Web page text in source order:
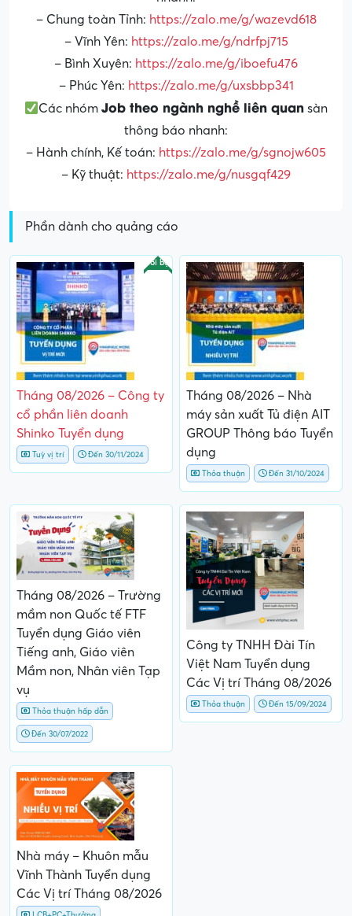
– Chung toàn Tỉnh: https://zalo.me/g/wazevd618
– Vĩnh Yên: https://zalo.me/g/ndrfpj715
– Bình Xuyên: https://zalo.me/g/iboefu476
– Phúc Yên: https://zalo.me/g/uxsbbp341
Các nhómJob theo ngành nghề liên quan sàn
thông báo nhanh:
– Hành chính, Kế toán: https://zalo.me/g/sgnojw605
– Kỹ thuật: https://zalo.me/g/nusgqf429
Phần dành cho quảng cáo
Nổi bật
Tháng 08/2026 – Công ty
cổ phần liên doanh
Shinko Tuyển dụng
Tuỳ vị trí Đến 30/11/2024
Tháng 08/2026 – Nhà
máy sản xuất Tủ điện AIT
GROUP Thông báo Tuyển
dụng
Thỏa thuận Đến 31/10/2024
Tháng 08/2026 – Trường
mầm non Quốc tế FTF
Tuyển dụng Giáo viên
Tiếng anh, Giáo viên
Mầm non, Nhân viên Tạp
vụ
Thỏa thuận hấp dẫn
Đến 30/07/2022
Công ty TNHH Đài Tín
Việt Nam Tuyển dụng
Các Vị trí Tháng 08/2026
Thỏa thuận Đến 15/09/2024
Nhà máy – Khuôn mẫu
Vĩnh Thành Tuyển dụng
Các Vị trí Tháng 08/2026